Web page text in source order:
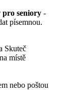
pro seniory -
písemnou.
Skuteč
místě
nebo poštou